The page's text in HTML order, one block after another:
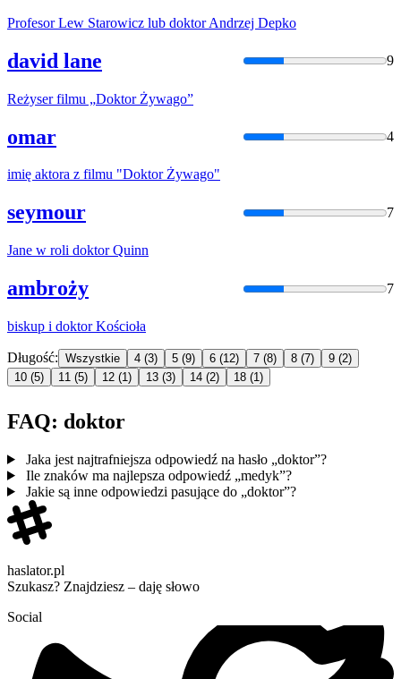
Profesor Lew Starowicz lub doktorAndrzej Depko
david lane 9
Reżyser filmu „DoktorŻywago”
omar 4
imię aktora z filmu "DoktorŻywago"
seymour 7
Jane w roli doktorQuinn
ambroży 7
biskup i doktorKościoła
Długość: Wszystkie 4 (3) 5 (9) 6 (12) 7 (8) 8 (7) 9 (2)
10 (5) 11 (5) 12 (1) 13 (3) 14 (2) 18 (1)
FAQ: doktor
Jaka jest najtrafniejsza odpowiedź na hasło „doktor”?
Ile znaków ma najlepsza odpowiedź „medyk”?
Jakie są inne odpowiedzi pasujące do „doktor”?
haslator.pl
Szukasz? Znajdziesz – daję słowo
Social